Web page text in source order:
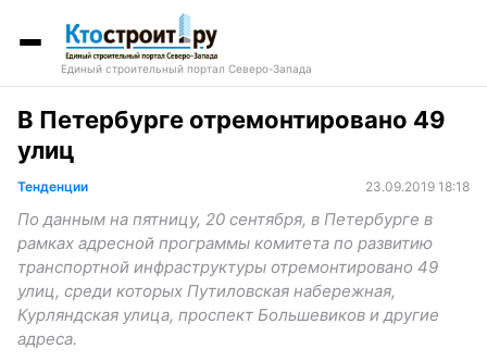
Единый строительный портал Северо-Запада
В Петербурге отремонтировано 49
улиц
Тенденции 23.09.2019 18:18
По данным на пятницу, 20 сентября, в Петербурге в
рамках адресной программы комитета по развитию
транспортной инфраструктуры отремонтировано 49
улиц, среди которых Путиловская набережная,
Курляндская улица, проспект Большевиков и другие
адреса.